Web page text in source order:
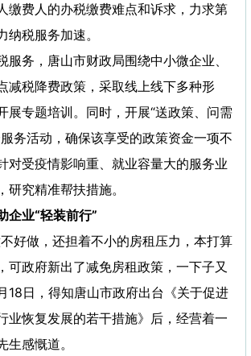
缴费人的办税缴费难点和诉求，力求第
税服务加速。
服务，唐山市财政局围绕中小微企业、
减税降费政策，采取线上线下多种形
展专题培训。同时，开展“送政策、问需
务活动，确保该享受的政策资金一项不
对受疫情影响重、就业容量大的服务业
研究精准帮扶措施。
企业“轻装前行”
好做，还担着不小的房租压力，本打算
可政府新出了减免房租政策，一下子又
18日，得知唐山市政府出台《关于促进
业恢复发展的若干措施》后，经营着一
感慨道。